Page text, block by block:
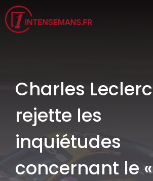
Aller
au
contenu
Charles Leclerc
rejette les
inquiétudes
concernant le «